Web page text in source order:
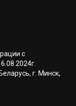
с
г. Минск,